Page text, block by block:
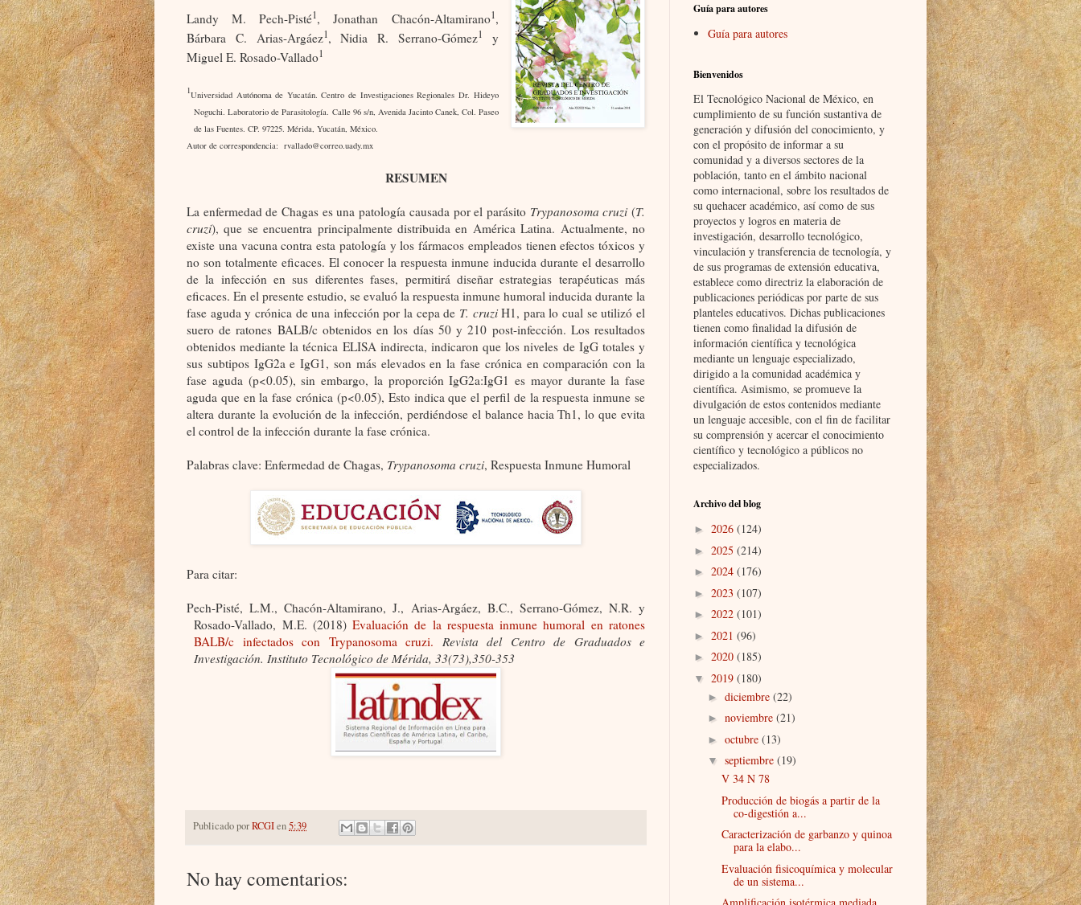
Landy M. Pech-Pisté1, Jonathan Chacón-Altamirano1,
Bárbara C. Arias-Argáez1, Nidia R. Serrano-Gómez1
y
Miguel E. Rosado-Vallado1
1Universidad Autónoma de Yucatán. Centro de Investigaciones Regionales Dr. Hideyo
Noguchi. Laboratorio de Parasitología. Calle 96 s/n, Avenida Jacinto Canek, Col. Paseo
de las Fuentes. CP. 97225. Mérida, Yucatán, México.
Autor de correspondencia: rvallado@correo.uady.mx
RESUMEN
La enfermedad de Chagas es una patología causada por el parásito Trypanosoma cruzi(T.
cruzi), que se encuentra principalmente distribuida en América Latina. Actualmente, no
existe una vacuna contra esta patología y los fármacos empleados tienen efectos tóxicos y
no son totalmente eficaces. El conocer la respuesta inmune inducida durante el desarrollo
de la infección en sus diferentes fases, permitirá diseñar estrategias terapéuticas más
eficaces. En el presente estudio, se evaluó la respuesta inmune humoral inducida durante la
fase aguda y crónica de una infección por la cepa de T. cruziH1, para lo cual se utilizó el
suero de ratones BALB/c obtenidos en los días 50 y 210 post-infección. Los resultados
obtenidos mediante la técnica ELISA indirecta, indicaron que los niveles de IgG totales y
sus subtipos IgG2a e IgG1, son más elevados en la fase crónica en comparación con la
fase aguda (p<0.05), sin embargo, la proporción IgG2a:IgG1 es mayor durante la fase
aguda que en la fase crónica (p<0.05), Esto indica que el perfil de la respuesta inmune se
altera durante la evolución de la infección, perdiéndose el balance hacia Th1, lo que evita
el control de la infección durante la fase crónica.
Palabras clave: Enfermedad de Chagas, Trypanosoma cruzi, Respuesta Inmune Humoral
Para citar:
Pech-Pisté, L.M., Chacón-Altamirano, J., Arias-Argáez, B.C., Serrano-Gómez, N.R. y
Rosado-Vallado, M.E. (2018)Evaluación de la respuesta inmune humoral en ratones
BALB/c infectados con Trypanosoma cruzi. Revista del Centro de Graduados e
Investigación. Instituto Tecnológico de Mérida, 33(73),350-353
Publicado porRCGIen5:39
No hay comentarios:
Guía para autores
Guía para autores
Bienvenidos
El Tecnológico Nacional de México, en
cumplimiento de su función sustantiva de
generación y difusión del conocimiento, y
con el propósito de informar a su
comunidad y a diversos sectores de la
población, tanto en el ámbito nacional
como internacional, sobre los resultados de
su quehacer académico, así como de sus
proyectos y logros en materia de
investigación, desarrollo tecnológico,
vinculación y transferencia de tecnología, y
de sus programas de extensión educativa,
establece como directriz la elaboración de
publicaciones periódicas por parte de sus
planteles educativos. Dichas publicaciones
tienen como finalidad la difusión de
información científica y tecnológica
mediante un lenguaje especializado,
dirigido a la comunidad académica y
científica. Asimismo, se promueve la
divulgación de estos contenidos mediante
un lenguaje accesible, con el fin de facilitar
su comprensión y acercar el conocimiento
científico y tecnológico a públicos no
especializados.
Archivo del blog
► 2026 (124)
► 2025 (214)
► 2024 (176)
► 2023 (107)
► 2022 (101)
► 2021 (96)
► 2020 (185)
▼ 2019 (180)
► diciembre (22)
► noviembre (21)
► octubre (13)
▼ septiembre (19)
V 34 N 78
Producción de biogás a partir de la
co-digestión a...
Caracterización de garbanzo y quinoa
para la elabo...
Evaluación fisicoquímica y molecular
de un sistema...